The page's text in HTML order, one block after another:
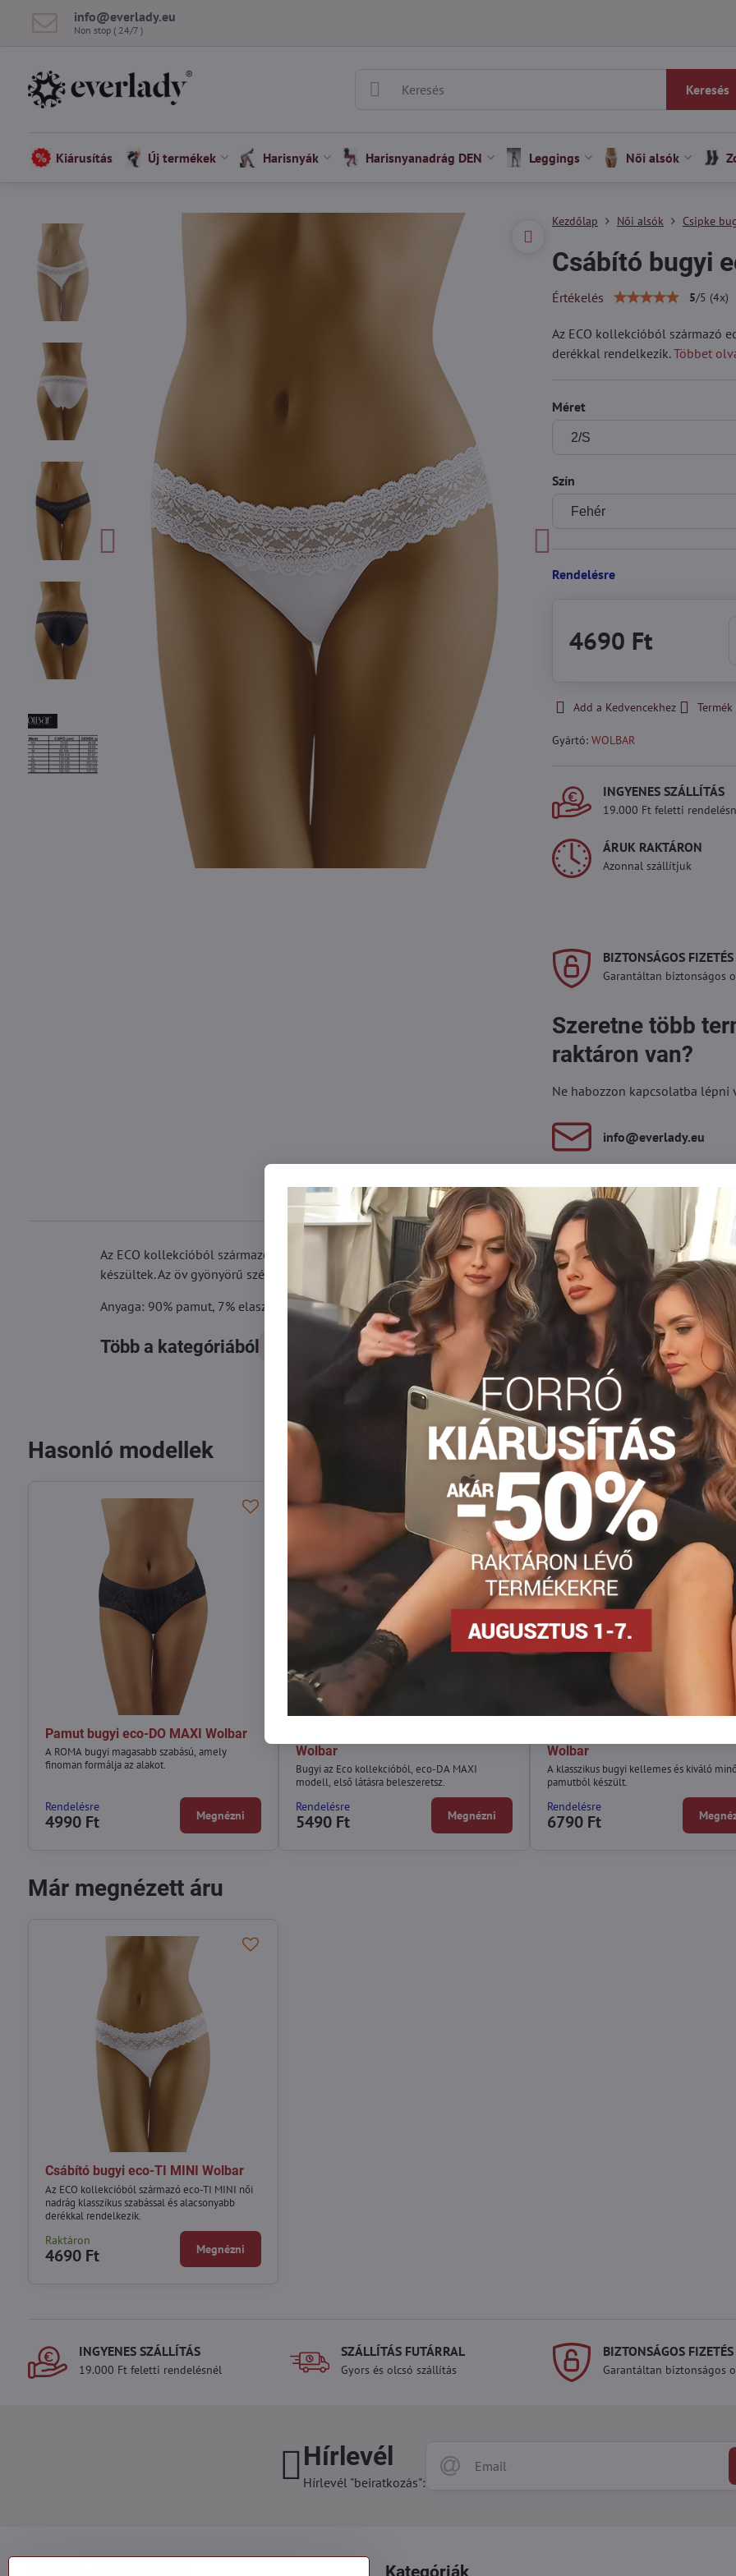
info​@everlady​.eu
Non stop ( 24/7 )
Keresés
Kiárusítás Új termékek Harisnyák Harisnyanadrág DEN Leggings Női alsók
Kezdőlap Női alsók Csipke
Csábító bugyi
Értékelés 5/5 (4x)
Az ECO kollekcióból származó
derékkal rendelkezik.Többet
Méret
Szín
Rendelésre
4690 Ft
Add a Kedvencekhez
Gyártó: WOLBAR
INGYENES SZÁLLÍTÁS
19.000 Ft feletti
ÁRUK RAKTÁRON
Azonnal szállítjuk
BIZTONSÁGOS FIZETÉS
Garantáltan biztonságos
Szeretne több
raktáron van?
Ne habozzon kapcsolatba
info​@everlady​.eu
Leírás Vélemények 0 Fórum 0
Az ECO kollekcióból származó eco-TI MINI női nadrág klasszikus szabással és alacsonyabb derékkal
készültek. Az öv gyönyörű széles csipkével díszített, amely luxus megjelenést kölcsönöz a modellnek.
Anyaga: 90% pamut, 7% elasztán, 3% poliamid
Több a kategóriából Csipke bugyi Čipkované nohavičky Čipkované nohavičky
Facebook
Twitter BlueskyPinterestReddit LinkedIn WhatsApp
E-
mail
Hasonló modellek
Pamut bugyi eco-DO MAXI Wolbar
A ROMA bugyi magasabb szabású, amely
finoman formálja az alakot.
Rendelésre
4990 Ft Megnézni
Wolbar
Bugyi az Eco kollekcióból, eco-DA MAXI
modell, első látásra beleszeretsz.
Rendelésre
5490 Ft Megnézni
Wolbar
A klasszikus bugyi kellemes és kiváló
pamutból készült.
Rendelésre
6790 Ft
Már megnézett áru
Csábító bugyi eco-TI MINI Wolbar
Az ECO kollekcióból származó eco-TI MINI női
nadrág klasszikus szabással és alacsonyabb
derékkal rendelkezik.
Raktáron
4690 Ft Megnézni
INGYENES SZÁLLÍTÁS
19.000 Ft feletti rendelésnél
SZÁLLÍTÁS FUTÁRRAL
Gyors és olcsó szállítás
BIZTONSÁGOS FIZETÉS
Garantáltan biztonságos
Hírlevél
Hírlevél "beiratkozás":
Kategóriák